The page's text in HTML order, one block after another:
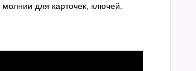
для карточек, ключей.